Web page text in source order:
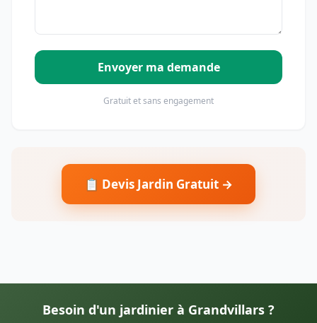
Envoyer ma demande
Gratuit et sans engagement
📋 Devis Jardin Gratuit →
Besoin d'un jardinier à Grandvillars ?